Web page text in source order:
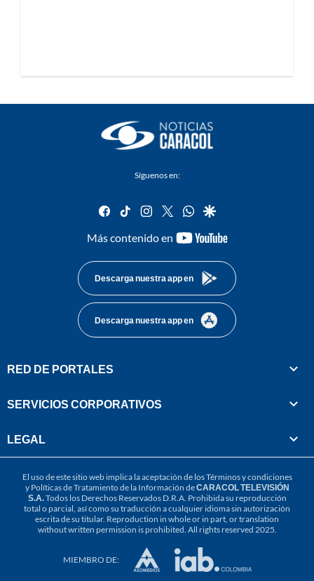
Síguenos en:
facebook
tiktok instagram
twitterwhatsapp
google
Más contenido en
youtube-
Descarga nuestra app en
Descarga nuestra app en
RED DE PORTALES
SERVICIOS CORPORATIVOS
LEGAL
El uso de este sitio web implica la aceptación de losTérminos y condiciones
y Políticas de Tratamiento de la Información deCARACOL TELEVISIÓN
S.A.Todos los Derechos Reservados D.R.A. Prohibida su reproducción
total o parcial, así como su traducción a cualquier idioma sin autorización
escrita de su titular. Reproduction in whole or in part, or translation
without written permission is prohibited. All rights reserved 2025.
MIEMBRO DE: